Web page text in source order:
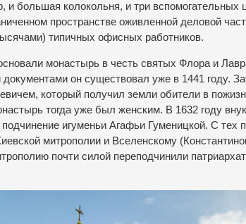
и большая колокольня, и три
пространстве оживленной деловой
типичных офисных работников.
монастырь в честь святых Флора и
документами он существовал уже в 1441 году.
который получил земли обители в
тогда уже был женским. В 1632 году
игуменьи Агафьи Гуменицкой. С
митрополии и Вселенскому
почти силой переподчинили